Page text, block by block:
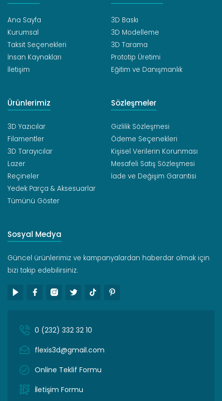
Ana Sayfa
Kurumsal
Taksit Seçenekleri
İnsan Kaynakları
İletişim
3D Baskı
3D Modelleme
3D Tarama
Prototip Üretimi
Eğitim ve Danışmanlık
Ürünlerimiz
3D Yazıcılar
Filamentler
3D Tarayıcılar
Lazer
Reçineler
Yedek Parça & Aksesuarlar
Tümünü Göster
Sözleşmeler
Gizlilik Sözleşmesi
Ödeme Seçenekleri
Kişisel Verilerin Korunması
Mesafeli Satış Sözleşmesi
İade ve Değişim Garantisi
Sosyal Medya
Güncel ürünlerimiz ve kampanyalardan haberdar olmak için
bizi takip edebilirsiniz.
0 (232) 332 32 10
flexis3d@gmail.com
Online Teklif Formu
İletişim Formu